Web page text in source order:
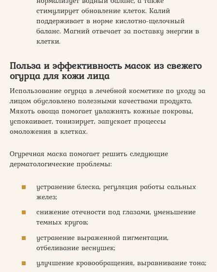
стимулирует обновление клеток. Калий
поддерживает в норме кислотно-щелочный
баланс. Магний отвечает за поставку энергии в
клетки.
Польза и эффективность масок из свежего
огурца для кожи лица
Использование огурца в лечебной косметике по уходу за
лицом обусловлено полезными качествами продукта.
Мякоть овоща помогает увлажнять кожные покровы,
успокаивает, тонизирует, запускает процессы
омоложения в клетках.
Огуречная маска помогает решить следующие
дерматологические проблемы:
устранение блеска, регуляция работы сальных
желез;
снижение отечности под глазами, уменьшение
темных кругов;
устранение выраженной пигментации,
отбеливание веснушек;
улучшение кровообращения, выравнивание тона;